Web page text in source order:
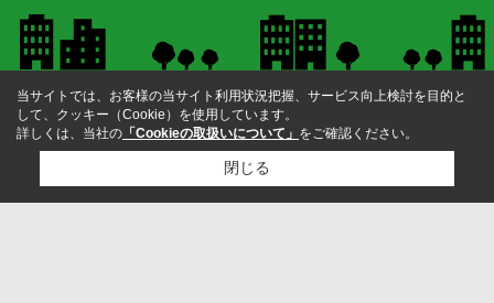
当サイトでは、お客様の当サイト利用状況把握、サービス向上検討を目的と
して、クッキー（Cookie）を使用しています。
詳しくは、当社の 「Cookieの取扱いについて」 をご確認ください。
閉じる